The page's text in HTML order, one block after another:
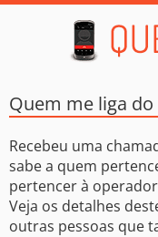
Quem me liga do
Recebeu uma
sabe a quem
pertencer à
Veja os detalhes
outras pessoas que